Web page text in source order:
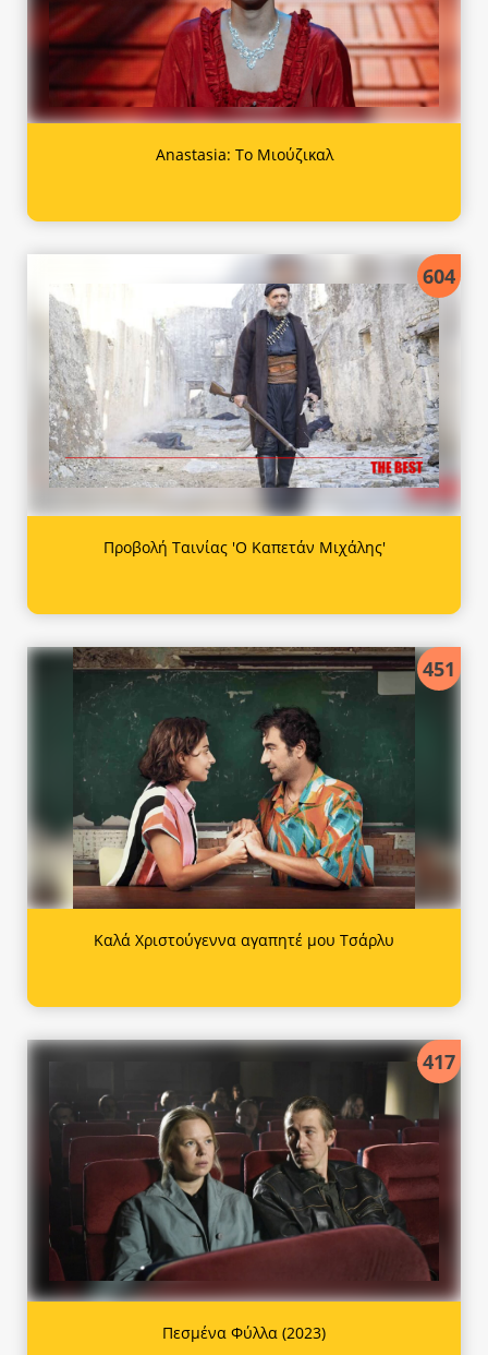
Anastasia: Το Μιούζικαλ
604
Προβολή Ταινίας 'Ο Καπετάν Μιχάλης'
451
Καλά Χριστούγεννα αγαπητέ μου Τσάρλυ
417
Πεσμένα Φύλλα (2023)